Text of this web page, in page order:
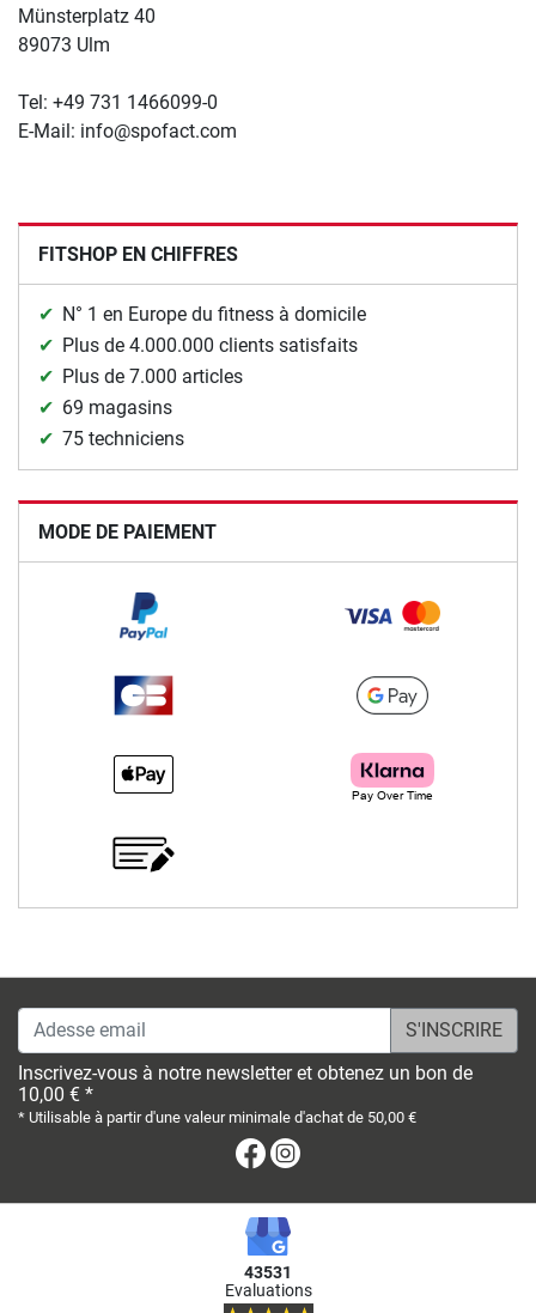
Münsterplatz 40
89073 Ulm
Tel: +49 731 1466099-0
E-Mail: info@spofact.com
FITSHOP EN CHIFFRES
N° 1 en Europe du fitness à domicile
Plus de 4.000.000 clients satisfaits
Plus de 7.000 articles
69 magasins
75 techniciens
MODE DE PAIEMENT
Adesse email
Inscrivez-vous à notre newsletter et obtenez un bon de
10,00 € *
* Utilisable à partir d'une valeur minimale d'achat de 50,00 €
Facebook
43531
Evaluations